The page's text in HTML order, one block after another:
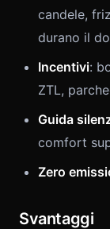
candele,
durano il
Incentivi:
ZTL,
Guida
comfort
Zero
Svantaggi